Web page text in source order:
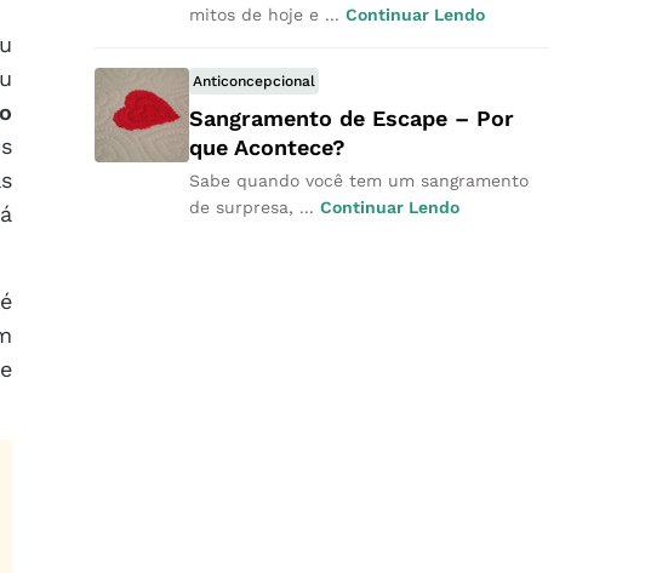
mitos de hoje e ... Continuar Lendo
Anticoncepcional
Sangramento de Escape – Por
que Acontece?
Sabe quando você tem um sangramento
de surpresa, ... Continuar Lendo